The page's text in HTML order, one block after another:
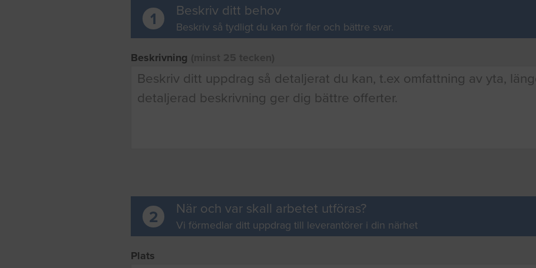
1 Beskriv ditt behov
Beskriv så tydligt du kan för fler och bättre svar.
Beskrivning
2 När och var skall arbetet utföras?
Vi förmedlar ditt uppdrag till leverantörer i din närhet
Plats